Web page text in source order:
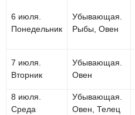
6 июля.
Понедельник
Убывающая.
Рыбы, Овен
7 июля.
Вторник
Убывающая.
Овен
8 июля.
Среда
Убывающая.
Овен, Телец